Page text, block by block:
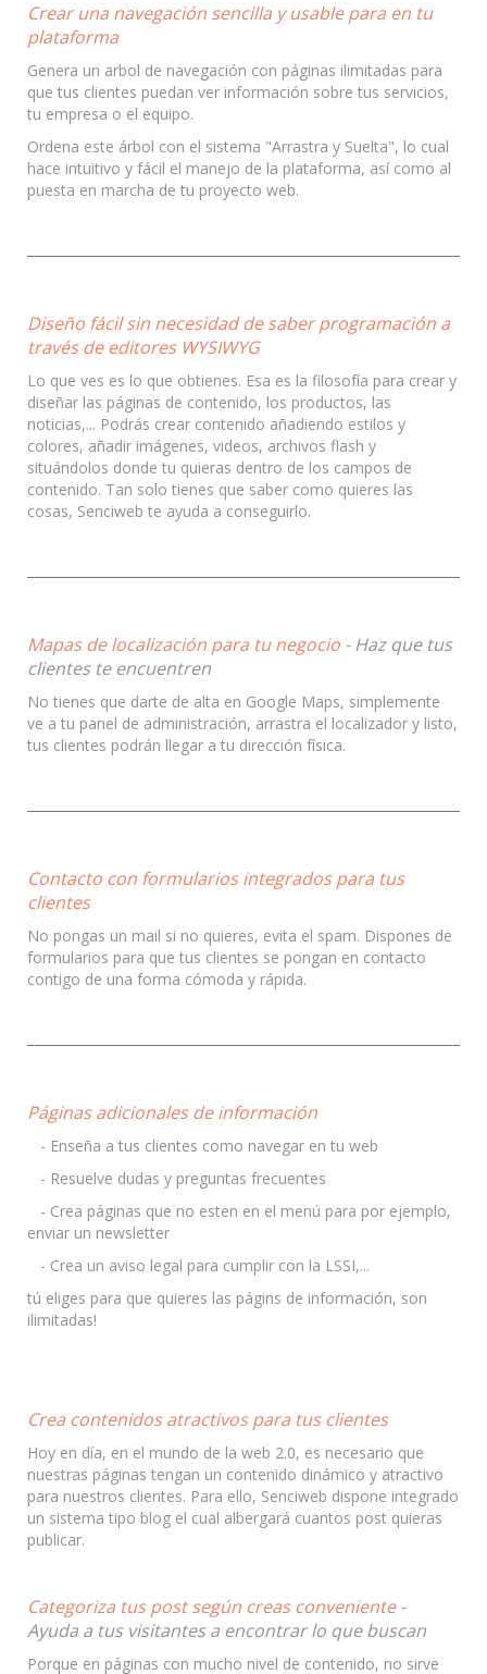
Crear una navegación sencilla y usable para en tu
plataforma
Genera un arbol de navegación con páginas ilimitadas para
que tus clientes puedan ver información sobre tus servicios,
tu empresa o el equipo.
Ordena este árbol con el sistema "Arrastra y Suelta", lo cual
hace intuitivo y fácil el manejo de la plataforma, así como al
puesta en marcha de tu proyecto web.
Diseño fácil sin necesidad de saber programación a
través de editores WYSIWYG
Lo que ves es lo que obtienes. Esa es la filosofía para crear y
diseñar las páginas de contenido, los productos, las
noticias,... Podrás crear contenido añadiendo estilos y
colores, añadir imágenes, videos, archivos flash y
situándolos donde tu quieras dentro de los campos de
contenido. Tan solo tienes que saber como quieres las
cosas, Senciweb te ayuda a conseguirlo.
Mapas de localización para tu negocio - Haz que tus
clientes te encuentren
No tienes que darte de alta en Google Maps, simplemente
ve a tu panel de administración, arrastra el localizador y listo,
tus clientes podrán llegar a tu dirección física.
Contacto con formularios integrados para tus
clientes
No pongas un mail si no quieres, evita el spam. Dispones de
formularios para que tus clientes se pongan en contacto
contigo de una forma cómoda y rápida.
Páginas adicionales de información
- Enseña a tus clientes como navegar en tu web
- Resuelve dudas y preguntas frecuentes
- Crea páginas que no esten en el menú para por ejemplo,
enviar un newsletter
- Crea un aviso legal para cumplir con la LSSI,...
tú eliges para que quieres las págins de información, son
ilimitadas!
Crea contenidos atractivos para tus clientes
Hoy en día, en el mundo de la web 2.0, es necesario que
nuestras páginas tengan un contenido dinámico y atractivo
para nuestros clientes. Para ello, Senciweb dispone integrado
un sistema tipo blog el cual albergará cuantos post quieras
publicar.
Categoriza tus post según creas conveniente-
Ayuda a tus visitantes a encontrar lo que buscan
Porque en páginas con mucho nivel de contenido, no sirve